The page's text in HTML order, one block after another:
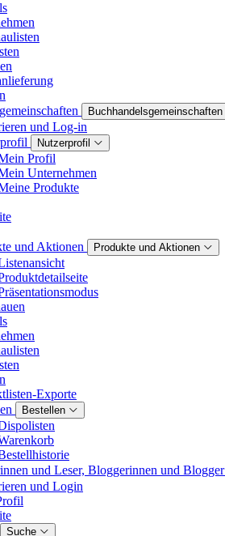
Buchhandelsgemeinschaften
und Log-in
Nutzerprofil
Profil
Unternehmen
Produkte
und Aktionen
Produkte und Aktionen
Exporte
Bestellen
und Leser, Bloggerinnen und Blogger
und Login
Suche